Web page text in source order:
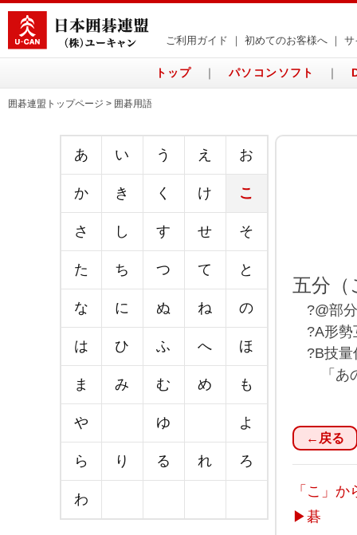
ご利用ガイド 初めてのお客様へ サ
トップ ｜ パソコンソフト ｜
囲碁連盟トップページ > 囲碁用語
あ い う え お
か き く け こ
さ し す せ そ
た ち つ て と
な に ぬ ね の
は ひ ふ へ ほ
ま み む め も
や ゆ よ
ら り る れ ろ
わ
五分（
?@部分
?A形勢
?B技量
「あの
←戻る
「こ」
▶碁